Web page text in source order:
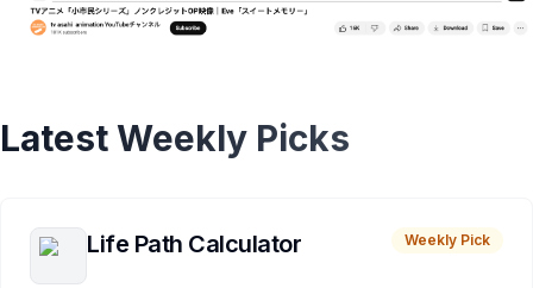
Latest Weekly Picks
Life Path Calculator Weekly Pick